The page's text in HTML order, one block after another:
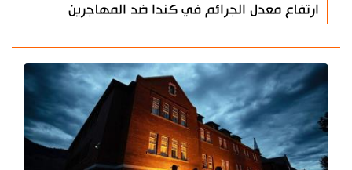
ارتفاع معدل الجرائم في كندا ضد المهاجرين